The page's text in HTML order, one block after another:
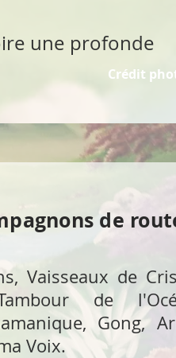
une profonde
Crédit
de
Vaisseaux de
de
Gong,
Voix.